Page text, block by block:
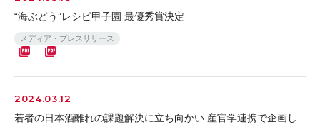
“海ぶどう”レシピ甲子園 最優秀賞決定
メディア・プレスリリース
2024.03.12
若者の日本酒離れの課題解決に立ち向かい 産官学連携で企画し